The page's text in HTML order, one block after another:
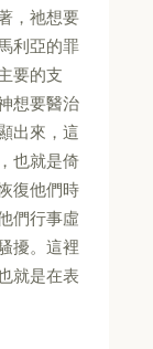
，祂想要
利亞的罪
要的支
想要醫治
出來，這
也就是倚
復他們時
們行事虛
擾。這裡
就是在表